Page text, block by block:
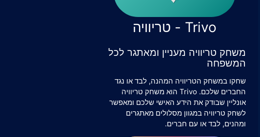
Trivo - טריוויה
משחק טריוויה מעניין ומאתגר לכל
המשפחה
שחקו במשחק הטריוויה המהנה, לבד או נגד
החברים שלכם. Trivo הוא משחק טריוויה
אונליין שבודק את הידע האישי שלכם ומאפשר
לשחק טריוויה במגוון מסלולים מאתגרים
ומהנים, לבד או עם חברים.